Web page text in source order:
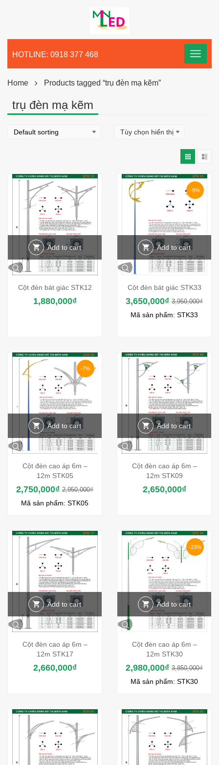
HOTLINE: 0918 377 468
Home Products tagged “trụ đèn mạ kẽm”
trụ đèn mạ kẽm
Add to cart
Cột đèn bát giác STK12
1,880,000₫
-8%
Add to cart
Cột đèn bát giác STK33
3,950,000₫
3,650,000₫
Mã sản phẩm: STK33
-7%
Add to cart
Cột đèn cao áp 6m –
12m STK05
2,950,000₫
2,750,000₫
Mã sản phẩm: STK05
Add to cart
Cột đèn cao áp 6m –
12m STK09
2,650,000₫
Add to cart
Cột đèn cao áp 6m –
12m STK17
2,660,000₫
-23%
Add to cart
Cột đèn cao áp 6m –
12m STK30
3,850,000₫
2,980,000₫
Mã sản phẩm: STK30